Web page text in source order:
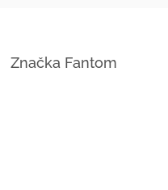
Značka Fantom